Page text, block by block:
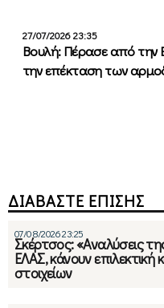
27/07/2026 23:35
Βουλή: Πέρασε από την
την επέκταση των
ΔΙΑΒΑΣΤΕ ΕΠΙΣΗΣ
07/08/2026 23:25
Σκέρτσος: «Αναλύσεις
ΕΛΑΣ, κάνουν
στοιχείων